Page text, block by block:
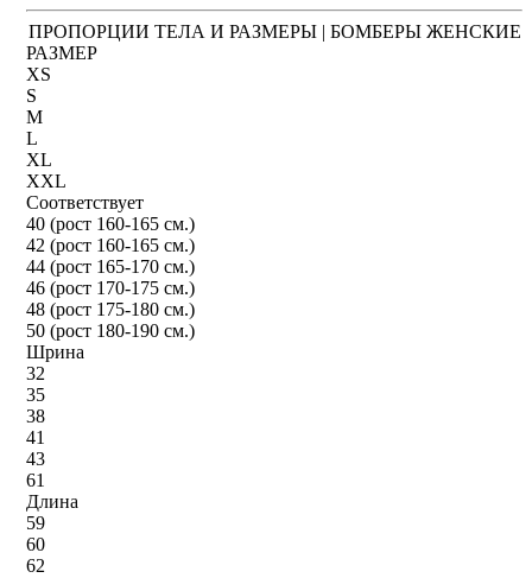
ПРОПОРЦИИ ТЕЛА И РАЗМЕРЫ | БОМБЕРЫ ЖЕНСКИЕ
РАЗМЕР
XS
S
M
L
XL
XXL
Соответствует
40 (рост 160-165 см.)
42 (рост 160-165 см.)
44 (рост 165-170 см.)
46 (рост 170-175 см.)
48 (рост 175-180 см.)
50 (рост 180-190 см.)
Шрина
32
35
38
41
43
61
Длина
59
60
62